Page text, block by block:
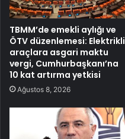
TBMM’de emekli aylığı ve
ÖTV düzenlemesi: Elektrikli
araçlara asgari maktu
vergi, Cumhurbaşkanı’na
10 kat artırma yetkisi
Ağustos 8, 2026